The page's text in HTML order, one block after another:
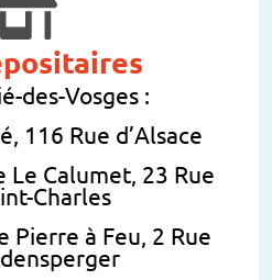
des-Vosges :
116 Rue d’Alsace
Le Calumet, 23 Rue
Charles
Pierre à Feu, 2 Rue